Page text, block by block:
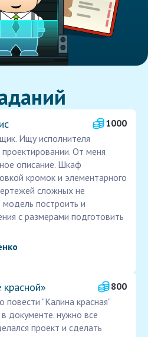
1000
Ищу исполнителя
От меня
описание. Шкаф
кромок и элементарного
сложных не
построить и
с размерами подготовить
800
повести "Калина красная"
документе. нужно все
проект и сделать